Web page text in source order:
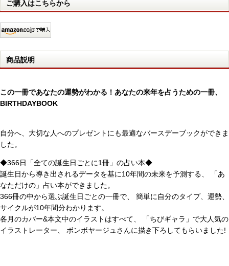
ご購入はこちらから
商品説明
この一冊であなたの運勢がわかる！あなたの来年を占うための一冊、
BIRTHDAYBOOK
自分へ、大切な人へのプレゼントにも最適なバースデーブックができま
した。
◆366日「全ての誕生日ごとに1冊」の占い本◆
誕生日から導き出されるデータを基に10年間の未来を予測する、 「あ
なただけの」占い本ができました。
366冊の中から選ぶ誕生日ごとの一冊で、 簡単に自分のタイプ、運勢、
サイクルが10年間分わかります。
各月のカバー&本文中のイラストはすべて、 「ちびギャラ」で大人気の
イラストレーター、 ボンボヤージュさんに描き下ろしてもらいました!